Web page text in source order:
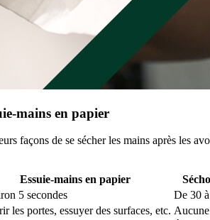
mains en papier
façons de se sécher les mains après les
Essuie-mains en papier
5 secondes
De 30
les portes, essuyer des surfaces, etc. Aucune